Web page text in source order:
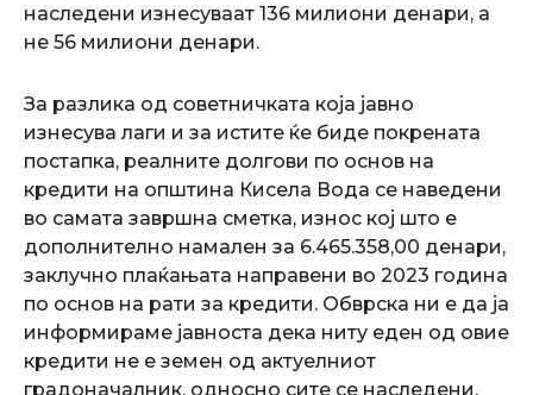
наследени изнесуваат 136 милиони денари, а
не 56 милиони денари.
За разлика од советничката која јавно
изнесува лаги и за истите ќе биде покрената
постапка, реалните долгови по основ на
кредити на општина Кисела Вода се наведени
во самата завршна сметка, износ кој што е
дополнително намален за 6.465.358,00 денари,
заклучно плаќањата направени во 2023 година
по основ на рати за кредити. Обврска ни е да ја
информираме јавноста дека ниту еден од овие
кредити не е земен од актуелниот
градоначалник, односно сите се наследени.